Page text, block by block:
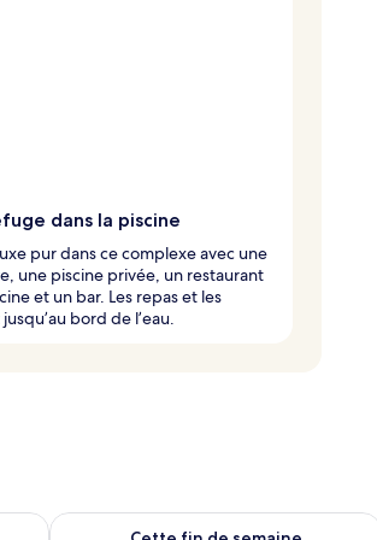
dans la piscine
pur dans ce complexe avec une
une piscine privée, un restaurant
et un bar. Les repas et les
bord de l’eau.
août 8 - août 9
Vérifier la disponibilité pour cette fin